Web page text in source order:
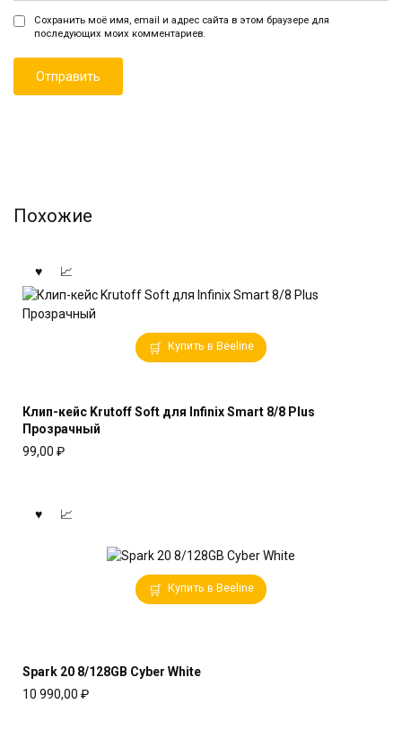
Сохранить моё имя, email и адрес сайта в этом браузере для
последующих моих комментариев.
Похожие
Купить в Beeline
Клип-кейс Krutoff Soft для Infinix Smart 8/8 Plus
Прозрачный
99,00 ₽
Купить в Beeline
Spark 20 8/128GB Cyber White
10 990,00 ₽